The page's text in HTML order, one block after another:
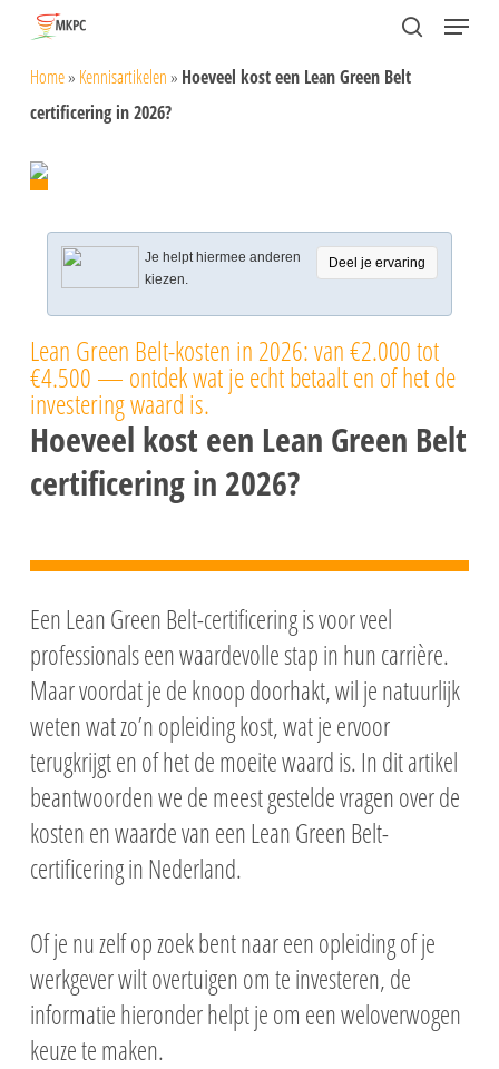
main
content
search
Menu
Home» Kennisartikelen» Hoeveel kost een Lean Green Belt
certificering in 2026?
Deel je ervaring
Je helpt hiermee anderen
kiezen.
Lean Green Belt-kosten in 2026: van €2.000 tot
€4.500 — ontdek wat je echt betaalt en of het de
investering waard is.
Hoeveel kost een Lean Green Belt
certificering in 2026?
Een Lean Green Belt-certificering is voor veel
professionals een waardevolle stap in hun carrière.
Maar voordat je de knoop doorhakt, wil je natuurlijk
weten wat zo’n opleiding kost, wat je ervoor
terugkrijgt en of het de moeite waard is. In dit artikel
beantwoorden we de meest gestelde vragen over de
kosten en waarde van een Lean Green Belt-
certificering in Nederland.
Of je nu zelf op zoek bent naar een opleiding of je
werkgever wilt overtuigen om te investeren, de
informatie hieronder helpt je om een weloverwogen
keuze te maken.